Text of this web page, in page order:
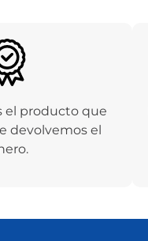
el producto que
devolvemos el